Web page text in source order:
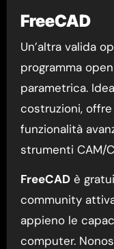
FreeCAD
Un’altra valida
programma
parametrica.
costruzioni,
funzionalità
strumenti CAM/
FreeCADè
community
appieno le
computer.